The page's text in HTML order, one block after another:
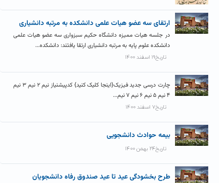
ارتقای سه عضو هیات علمی دانشکده به مرتبه دانشیاری
در جلسه هیات ممیزه دانشگاه حکیم سبزواری سه عضو هیات علمی
دانشکده علوم پایه به مرتبه دانشیاری ارتقا یافتند: دانشکده...
تاریخ۱۹ اسفند ۱۴۰۰
چارت درسی جدید فیزیک{اینجا کلیک کنید} کدپیشنیاز نیم ۲ نیم ۳ نیم
۴ نیم ۵ نیم ۶ نیم ۷ نیم...
تاریخ۷ اسفند ۱۴۰۰
بیمه حوادث دانشجویی
تاریخ۲۴ بهمن ۱۴۰۰
طرح بخشودگی عید تا عید صندوق رفاه دانشجویان